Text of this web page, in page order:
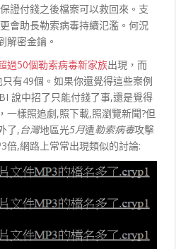
證付錢之後檔案可以救回來。支
會助長勒索病毒持續氾濫。何況
解密金鑰。
過50個勒索病毒新家族出現，而
有49個。如果你還覺得這些案例
說中招了只能付錢了事,還是覺得
一樣照追劇,照下載,照瀏覽新聞?但
了, 台灣地區光5月遭勒索病毒攻擊
倍,網路上常常出現類似的討論: